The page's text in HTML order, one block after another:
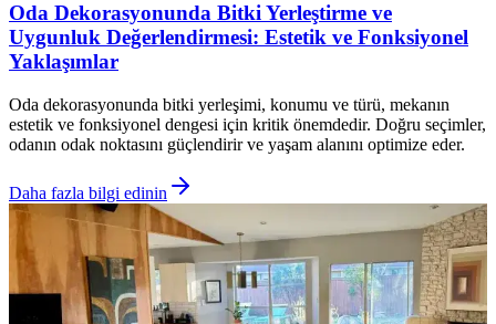
Oda Dekorasyonunda Bitki Yerleştirme ve
Uygunluk Değerlendirmesi: Estetik ve Fonksiyonel
Yaklaşımlar
Oda dekorasyonunda bitki yerleşimi, konumu ve türü, mekanın
estetik ve fonksiyonel dengesi için kritik önemdedir. Doğru seçimler,
odanın odak noktasını güçlendirir ve yaşam alanını optimize eder.
Daha fazla bilgi edinin